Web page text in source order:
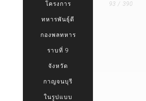
โครงการ
ทหารพันธุ์ดี
กองพลทหาร
ราบที่ 9
จังหวัด
กาญจนบุรี
ในรูปแบบ
93 / 390